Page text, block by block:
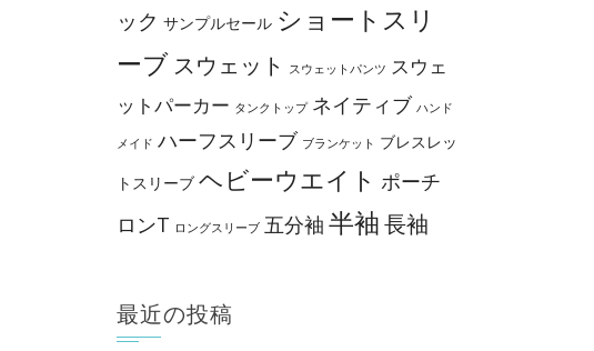
ック サンプルセール ショートスリ
ーブスウェット スウェットパンツ スウェ
ットパーカー タンクトップ ネイティブ ハンド
メイド ハーフスリーブ ブランケット ブレスレッ
トスリーブ ヘビーウエイト ポーチ
ロンT ロングスリーブ 五分袖 半袖長袖
最近の投稿